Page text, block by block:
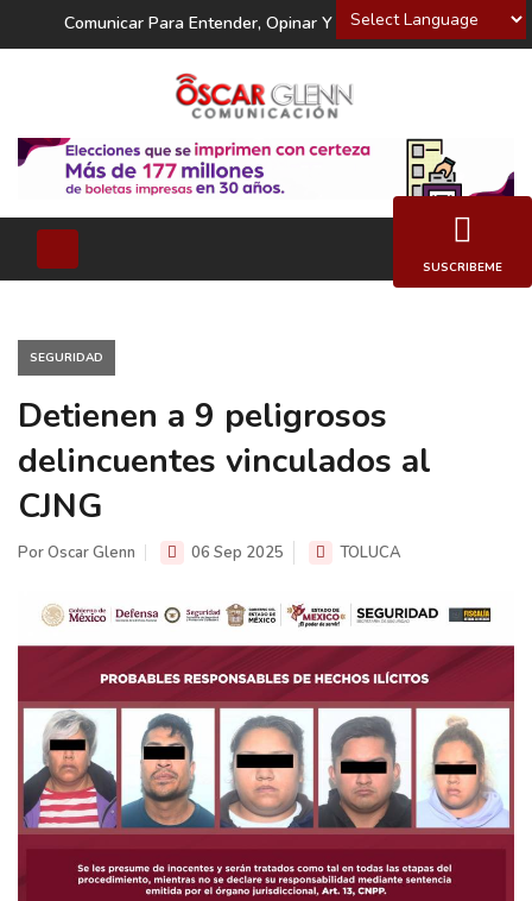
Powered by
Comunicar Para Entender, Opinar Y Decidir
SEGURIDAD
Detienen a 9 peligrosos
delincuentes vinculados al
CJNG
Por Oscar Glenn 06 Sep 2025 TOLUCA
SUSCRIBEME